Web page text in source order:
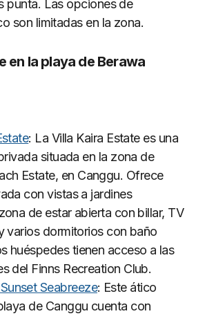
punta. Las opciones de
son limitadas en la zona.
en la playa de Berawa
: La Villa Kaira Estate es una
situada en la zona de
Estate, en Canggu. Ofrece
con vistas a jardines
de estar abierta con billar, TV
varios dormitorios con baño
huéspedes tienen acceso a las
del Finns Recreation Club.
Seabreeze: Este ático
de Canggu cuenta con